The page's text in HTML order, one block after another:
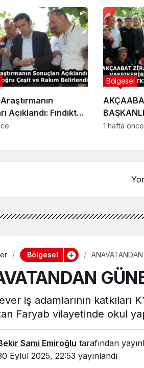
Araştırmanın
Açıklandı: Fındıkta
ve Rakım
Bölgesel
1 hafta önce
Bölgesel
iş adamlarının
Faryab vilayetinde okul
Sami Emiroğlu tarafından
Eylül 2025, 22:53 yayınlandı